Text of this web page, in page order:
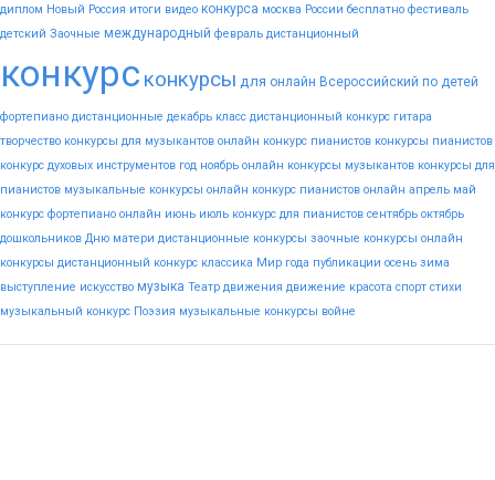
диплом Новый Россия итоги видео конкурса москва России бесплатно фестиваль
детский Заочные международный февраль дистанционный
конкурс конкурсы для онлайн Всероссийский по детей
фортепиано дистанционные декабрь класс дистанционный конкурс гитара
творчество конкурсы для музыкантов онлайн конкурс пианистов конкурсы пианистов
конкурс духовых инструментов год ноябрь онлайн конкурсы музыкантов конкурсы для
пианистов музыкальные конкурсы онлайн конкурс пианистов онлайн апрель май
конкурс фортепиано онлайн июнь июль конкурс для пианистов сентябрь октябрь
дошкольников Дню матери дистанционные конкурсы заочные конкурсы онлайн
конкурсы дистанционный конкурс классика Мир года публикации осень зима
выступление искусство музыка Театр движения движение красота спорт стихи
музыкальный конкурс Поэзия музыкальные конкурсы войне